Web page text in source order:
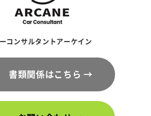
コンサルタントアーケイン
書類関係はこちら